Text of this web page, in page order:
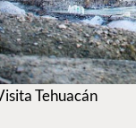
Tehuacán